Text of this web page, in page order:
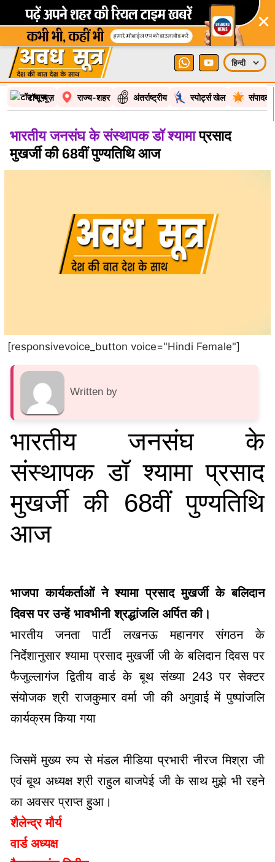
×
टॉप न्यूज़ राज्य-शहर अंतर्राष्ट्रीय स्पोर्ट्स खेल
भारतीय जनसंघ के संस्थापक डॉ श्यामाप्रसाद
मुखर्जी की 68वीं पुण्यतिथि आज
[responsivevoice_button voice="Hindi Female"]
Written by
भारतीय जनसंघ के
संस्थापक डॉ श्यामा प्रसाद
मुखर्जी की 68वीं पुण्यतिथि
आज
भाजपा कार्यकर्ताओं ने श्यामा प्रसाद मुखर्जी के बलिदान
दिवस पर उन्हें भावभीनी श्रद्धांजलि अर्पित की।
भारतीय जनता पार्टी लखनऊ महानगर संगठन के
निर्देशानुसार श्यामा प्रसाद मुखर्जी जी के बलिदान दिवस पर
फैजुल्लागंज द्वितीय वार्ड के बूथ संख्या 243 पर सेक्टर
संयोजक श्री राजकुमार वर्मा जी की अगुवाई में पुष्पांजलि
कार्यक्रम किया गया
जिसमें मुख्य रुप से मंडल मीडिया प्रभारी नीरज मिश्रा जी
एवं बूथ अध्यक्ष श्री राहुल बाजपेई जी के साथ मुझे भी रहने
का अवसर प्राप्त हुआ।
शैलेन्द्र मौर्य
वार्ड अध्यक्ष